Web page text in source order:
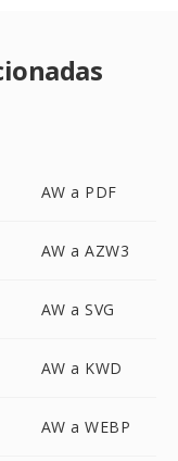
AW a PDF
AW a AZW3
AW a SVG
AW a KWD
AW a WEBP